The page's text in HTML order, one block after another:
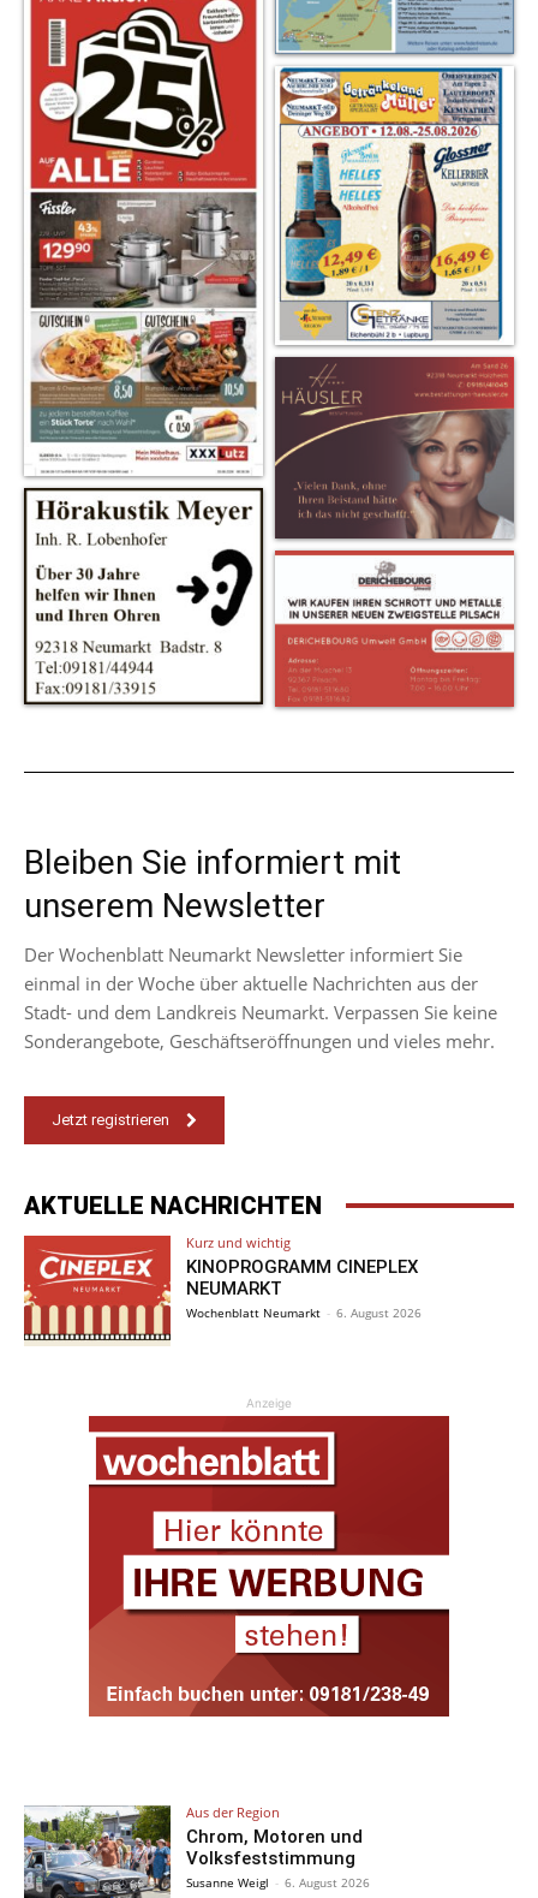
Bleiben Sie informiert mit
unserem Newsletter
Der Wochenblatt Neumarkt Newsletter informiert Sie
einmal in der Woche über aktuelle Nachrichten aus der
Stadt- und dem Landkreis Neumarkt. Verpassen Sie keine
Sonderangebote, Geschäftseröffnungen und vieles mehr.
Jetzt registrieren
AKTUELLE NACHRICHTEN
Kurz und wichtig
KINOPROGRAMM CINEPLEX
NEUMARKT
Wochenblatt Neumarkt - 6. August 2026
Anzeige
Aus der Region
Chrom, Motoren und
Volksfeststimmung
Susanne Weigl - 6. August 2026